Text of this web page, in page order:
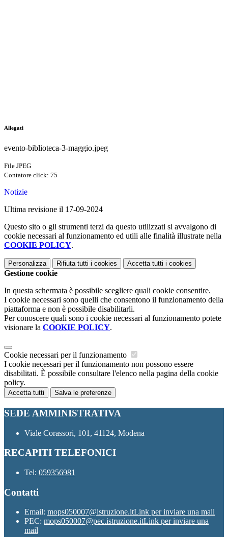
Allegati
evento-biblioteca-3-maggio.jpeg
File JPEG
Contatore click: 75
Notizie
Ultima revisione il 17-09-2024
Questo sito o gli strumenti terzi da questo utilizzati si avvalgono di
cookie necessari al funzionamento ed utili alle finalità illustrate nella
COOKIE POLICY.
Personalizza Rifiuta tutti i cookies Accetta tutti i cookies
Gestione cookie
In questa schermata è possibile scegliere quali cookie consentire.
I cookie necessari sono quelli che consentono il funzionamento della
piattaforma e non è possibile disabilitarli.
Per conoscere quali sono i cookie necessari al funzionamento potete
visionare la COOKIE POLICY.
Cookie necessari per il funzionamento
I cookie necessari per il funzionamento non possono essere
disabilitati. È possibile consultare l'elenco nella pagina della cookie
policy.
Accetta tutti Salva le preferenze
SEDE AMMINISTRATIVA
Viale Corassori, 101, 41124, Modena
RECAPITI TELEFONICI
Tel: 059356981
Contatti
Email: mops050007@istruzione.itLink per inviare una mail
PEC: mops050007@pec.istruzione.itLink per inviare una
mail